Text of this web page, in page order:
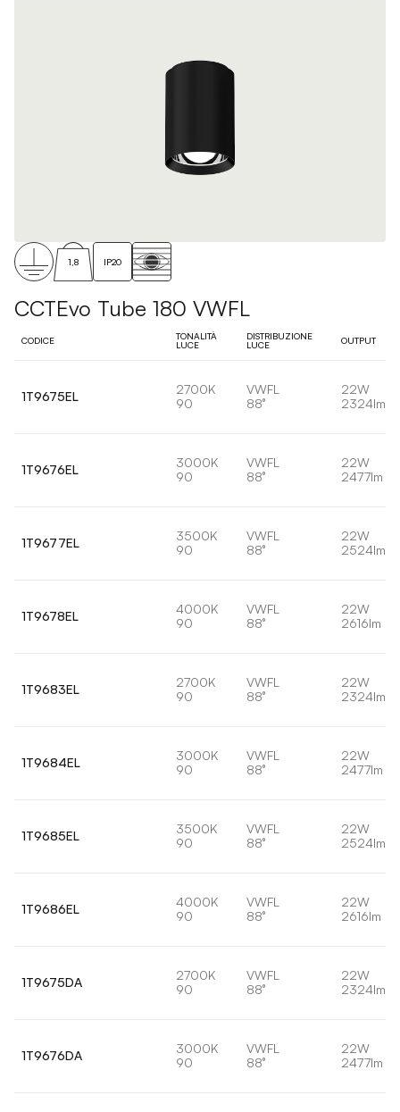
1,8 IP20
CCTEvo Tube 180 VWFL
CODICE
TONALITÀ
LUCE
DISTRIBUZIONE
LUCE
OUTPUT
1T9675EL
2700K
90
VWFL
88°
22W
2324lm
1T9676EL
3000K
90
VWFL
88°
22W
2477lm
1T9677EL
3500K
90
VWFL
88°
22W
2524lm
1T9678EL
4000K
90
VWFL
88°
22W
2616lm
1T9683EL
2700K
90
VWFL
88°
22W
2324lm
1T9684EL
3000K
90
VWFL
88°
22W
2477lm
1T9685EL
3500K
90
VWFL
88°
22W
2524lm
1T9686EL
4000K
90
VWFL
88°
22W
2616lm
1T9675DA
2700K
90
VWFL
88°
22W
2324lm
1T9676DA
3000K
90
VWFL
88°
22W
2477lm